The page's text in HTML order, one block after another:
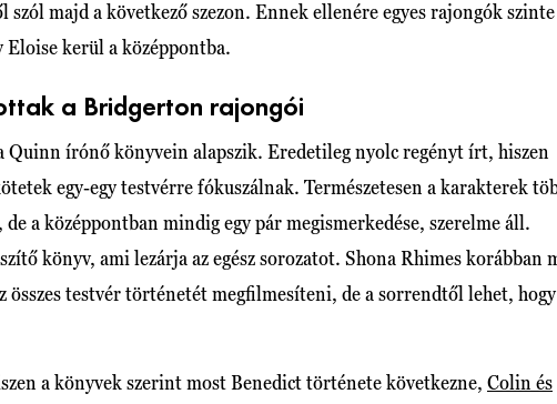
majd a következő szezon. Ennek ellenére egyes rajongók szinte
Eloise kerül a középpontba.
a Bridgerton rajongói
Quinn írónő könyvein alapszik. Eredetileg nyolc regényt írt, hiszen
egy-egy testvérre fókuszálnak. Természetesen a karakterek
a középpontban mindig egy pár megismerkedése, szerelme áll.
könyv, ami lezárja az egész sorozatot. Shona Rhimes korábban
összes testvér történetét megfilmesíteni, de a sorrendtől lehet, hogy
a könyvek szerint most Benedict története következne, Colin és